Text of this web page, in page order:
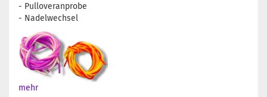
- Pulloveranprobe
- Nadelwechsel
mehr